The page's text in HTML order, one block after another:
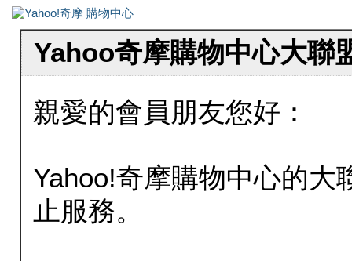
Yahoo奇摩購物中心大聯
親愛的會員朋友您好：
Yahoo!奇摩購物中心的大
止服務。